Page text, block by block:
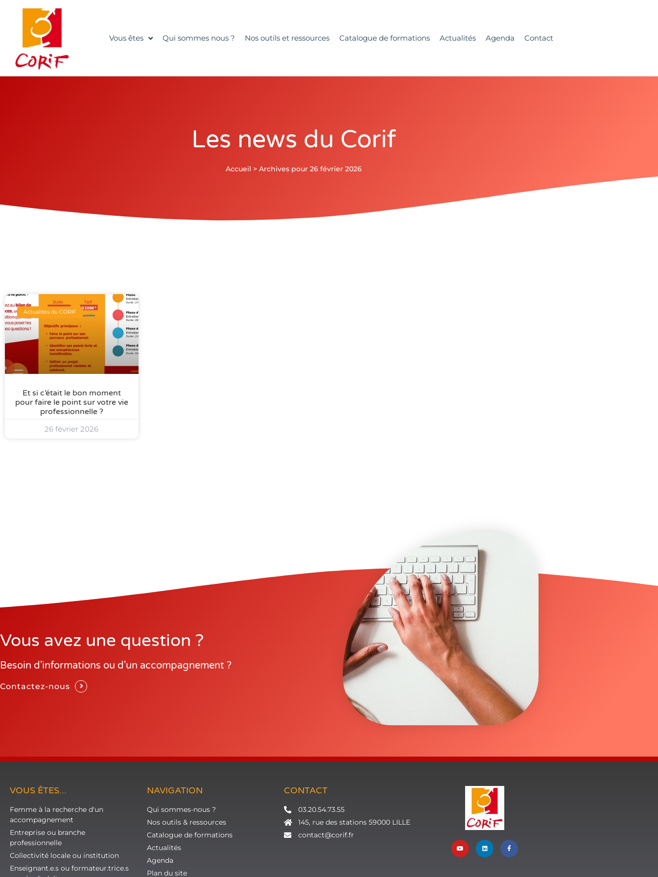
Vous êtes Qui sommes nous ? Nos outils et ressources Catalogue de formations Actualités Agenda Contact
Les news du Corif
Accueil > Archives pour 26 février 2026
Actualités du CORIF
Et si c’était le bon moment
pour faire le point sur votre vie
professionnelle ?
26 février 2026
Vous avez une question ?
Besoin d'informations ou d'un accompagnement ?
Contactez-nous
VOUS ÊTES...
Femme à la recherche d'un
accompagnement
Entreprise ou branche
professionnelle
Collectivité locale ou institution
Enseignant.e.s ou formateur.trice.s
NAVIGATION
Qui sommes-nous ?
Nos outils & ressources
Catalogue de formations
Actualités
Agenda
Plan du site
CONTACT
03.20.54.73.55
145, rue des stations 59000 LILLE
contact@corif.fr